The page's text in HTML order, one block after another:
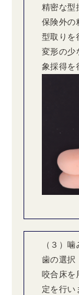
精密な型
保険外の
型取りを
変形の少
象採得を
（３）
歯の選択
咬合床を
定を行い